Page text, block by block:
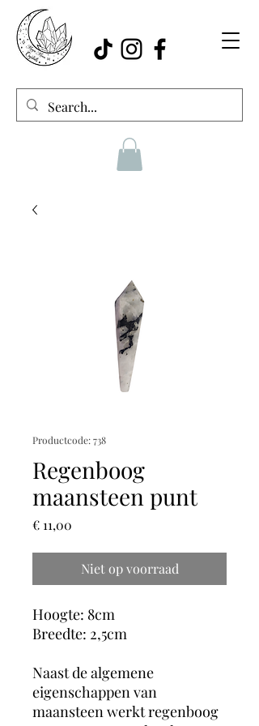
Productcode: 738
Regenboog
maansteen punt
€ 11,00
Niet op voorraad
Hoogte: 8cm
Breedte: 2,5cm
Naast de algemene
eigenschappen van
maansteen werkt regenboog